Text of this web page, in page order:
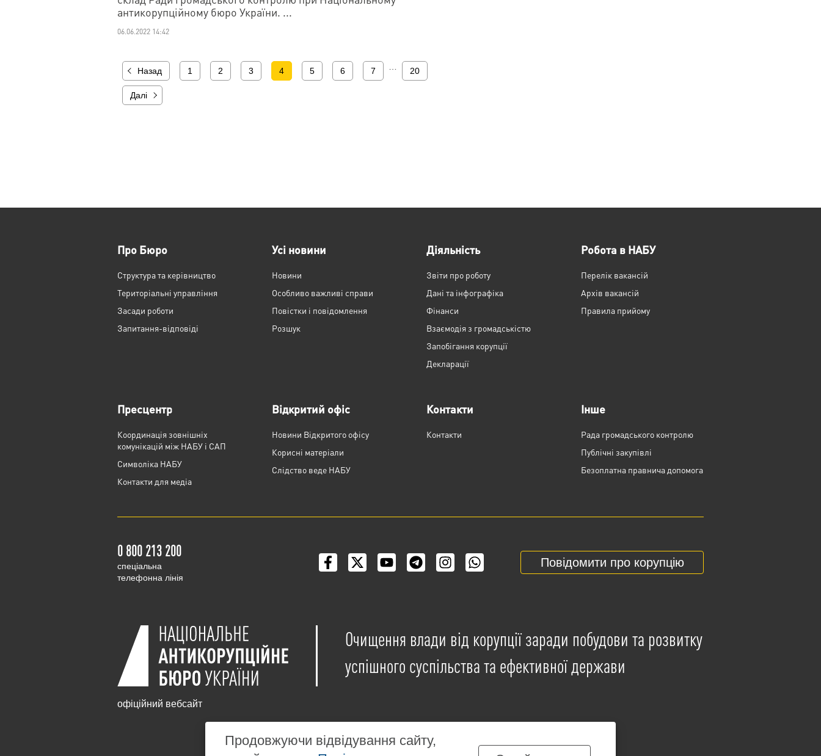
антикорупційному бюро України. ...
06.06.2022 14:42
Назад 1 2 3 4 5 6 7 20
Далі
Про Бюро
Структура та керівництво
Територіальні управління
Засади роботи
Запитання-відповіді
Усі новини
Новини
Особливо важливі справи
Повістки і повідомлення
Розшук
Діяльність
Звіти про роботу
Дані та інфографіка
Фінанси
Взаємодія з громадськістю
Запобігання корупції
Декларації
Робота в НАБУ
Перелік вакансій
Архів вакансій
Правила прийому
Пресцентр
Координація зовнішніх
комунікацій між НАБУ і САП
Cимволіка НАБУ
Контакти для медіа
Відкритий офіс
Новини Відкритого офісу
Корисні матеріали
Слідство веде НАБУ
Контакти
Контакти
Інше
Рада громадського контролю
Публічні закупівлі
Безоплатна правнича допомога
0 800 213 200
cпеціальна
телефонна лінія
Повідомити про корупцію
офіційний вебсайт
Очищення влади від корупції заради побудови та розвитку
успішного суспільства та ефективної держави
Продовжуючи відвідування сайту,